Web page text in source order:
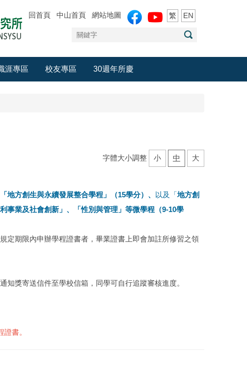
回首頁 中山首頁 網站地圖 繁 EN
涯專區 校友專區 30週年所慶
字體大小調整 小 中 大
「地方創生與永續發展整合學程」（15學分）、 以及「地方創
事業及社會創新」、「性別與管理」等微學程（9-10學
定期限內申辦學程證書者，畢業證書上即會加註所修習之領
獎寄送信件至學校信箱，同學可自行追蹤審核進度。
書。